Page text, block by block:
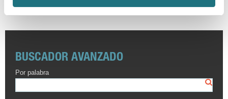
BUSCADOR AVANZADO
Por palabra